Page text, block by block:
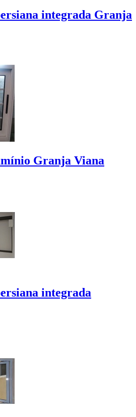
integrada Granja
Granja Viana
integrada